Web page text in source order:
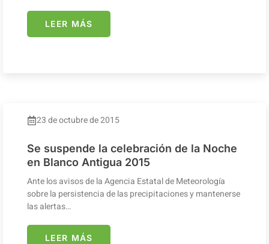
LEER MÁS
23 de octubre de 2015
Se suspende la celebración de la Noche
en Blanco Antigua 2015
Ante los avisos de la Agencia Estatal de Meteorología
sobre la persistencia de las precipitaciones y mantenerse
las alertas…
LEER MÁS